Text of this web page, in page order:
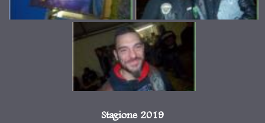
Stagione 2019